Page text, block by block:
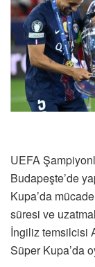
UEFA
Budapeşte’de
Kupa’da
süresi ve
İngiliz temsilcisi
Süper Kupa’da